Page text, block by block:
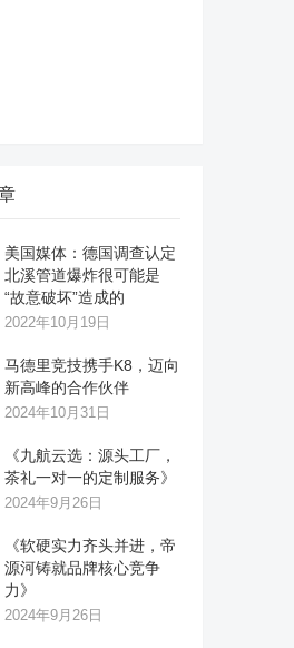
美国媒体：德国调查认定
北溪管道爆炸很可能是
“故意破坏”造成的
2022年10月19日
马德里竞技携手K8，迈向
新高峰的合作伙伴
2024年10月31日
《九航云选：源头工厂，
茶礼一对一的定制服务》
2024年9月26日
《软硬实力齐头并进，帝
源河铸就品牌核心竞争
力》
2024年9月26日